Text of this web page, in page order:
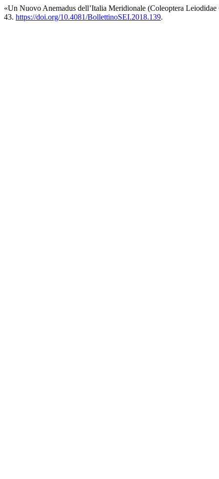
«Un Nuovo Anemadus dell’Italia Meridionale (Coleoptera
43. https://doi.org/10.4081/BollettinoSEI.2018.139.